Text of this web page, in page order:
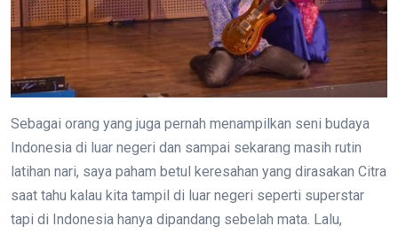
Sebagai orang yang juga pernah menampilkan seni budaya
Indonesia di luar negeri dan sampai sekarang masih rutin
latihan nari, saya paham betul keresahan yang dirasakan Citra
saat tahu kalau kita tampil di luar negeri seperti superstar
tapi di Indonesia hanya dipandang sebelah mata. Lalu,